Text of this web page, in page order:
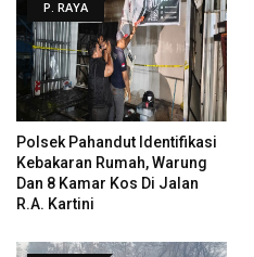
P. RAYA
Polsek Pahandut Identifikasi
Kebakaran Rumah, Warung
Dan 8 Kamar Kos Di Jalan
R.A. Kartini